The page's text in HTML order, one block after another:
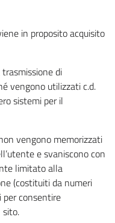
in proposito acquisito
di
vengono utilizzati c.d.
sistemi per il
vengono memorizzati
e svaniscono con
limitato alla
(costituiti da numeri
per consentire
sito.